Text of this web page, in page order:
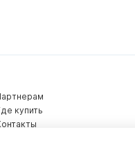
купить